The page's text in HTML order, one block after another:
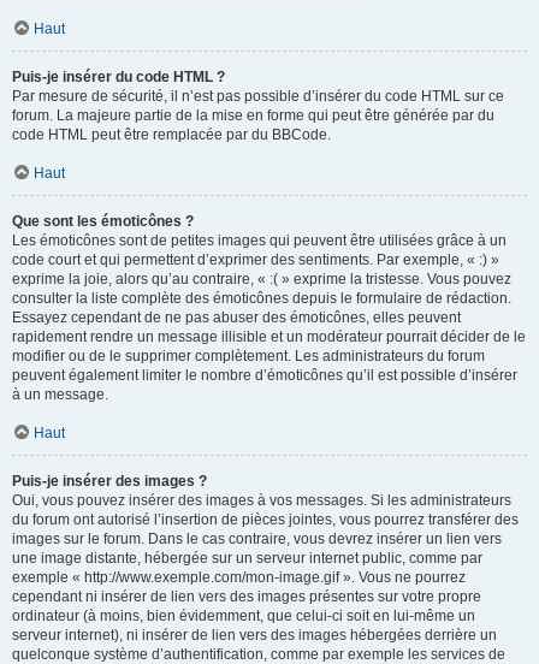
Haut
Puis-je insérer du code HTML ?
Par mesure de sécurité, il n’est pas possible d’insérer du code HTML sur ce
forum. La majeure partie de la mise en forme qui peut être générée par du
code HTML peut être remplacée par du BBCode.
Haut
Que sont les émoticônes ?
Les émoticônes sont de petites images qui peuvent être utilisées grâce à un
code court et qui permettent d’exprimer des sentiments. Par exemple, « :) »
exprime la joie, alors qu’au contraire, « :( » exprime la tristesse. Vous pouvez
consulter la liste complète des émoticônes depuis le formulaire de rédaction.
Essayez cependant de ne pas abuser des émoticônes, elles peuvent
rapidement rendre un message illisible et un modérateur pourrait décider de le
modifier ou de le supprimer complètement. Les administrateurs du forum
peuvent également limiter le nombre d’émoticônes qu’il est possible d’insérer
à un message.
Haut
Puis-je insérer des images ?
Oui, vous pouvez insérer des images à vos messages. Si les administrateurs
du forum ont autorisé l’insertion de pièces jointes, vous pourrez transférer des
images sur le forum. Dans le cas contraire, vous devrez insérer un lien vers
une image distante, hébergée sur un serveur internet public, comme par
exemple « http://www.exemple.com/mon-image.gif ». Vous ne pourrez
cependant ni insérer de lien vers des images présentes sur votre propre
ordinateur (à moins, bien évidemment, que celui-ci soit en lui-même un
serveur internet), ni insérer de lien vers des images hébergées derrière un
quelconque système d’authentification, comme par exemple les services de